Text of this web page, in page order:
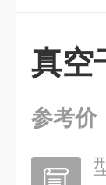
真空
参考价